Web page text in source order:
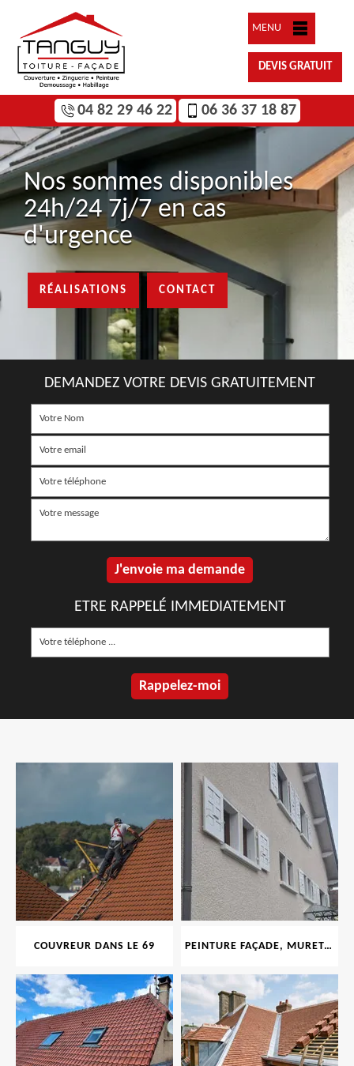
MENU
DEVIS GRATUIT
04 82 29 46 22 06 36 37 18 87
Nos sommes disponibles
24h/24 7j/7 en cas
d'urgence
RÉALISATIONS CONTACT
DEMANDEZ VOTRE DEVIS GRATUITEMENT
ETRE RAPPELÉ IMMEDIATEMENT
COUVREUR DANS LE 69 PEINTURE FAÇADE, MURET, TOITURE, BOISERIE, FERRONERIE, GOUTTIÈRE 69